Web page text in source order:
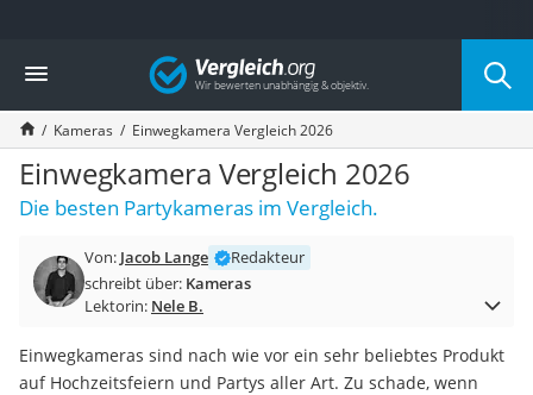
Die beliebtesten Vergleiche nach Kategorie
Elektronik
Powerstation
Monitor 32 Zoll 4K
Fernseher
Drucker
Desktop-PC
Diascanner
Laser-Multifunktionsdrucker
Powerstation mit Solarpanel
Gaming-PC
Vergleich
Kameras Einwegkamera Vergleich 2026
Einwegkamera Vergleich 2026
Die besten Partykameras im Vergleich.
Von: Jacob Lange
Redakteur
schreibt über: Kameras
Lektorin: Nele B.
Einwegkameras sind nach wie vor ein sehr beliebtes Produkt
auf Hochzeitsfeiern und Partys aller Art. Zu schade, wenn